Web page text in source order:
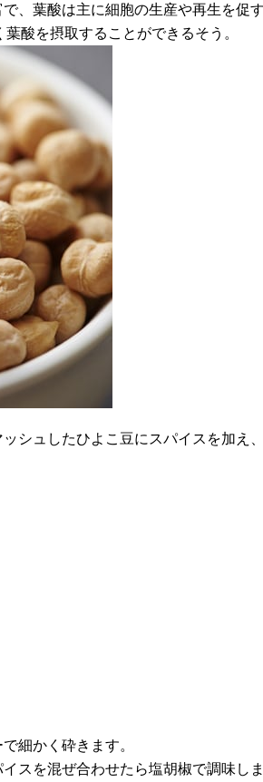
、葉酸は主に細胞の生産や再生を
酸を摂取することができるそう。
シュしたひよこ豆にスパイスを加
細かく砕きます。
スを混ぜ合わせたら塩胡椒で調味しま